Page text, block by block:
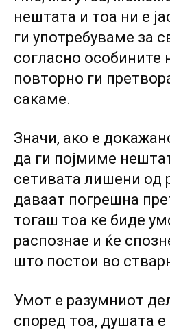
нештата и тоа ни е
ги употребуваме за
согласно особините
повторно ги
сакаме.
Значи, ако е
да ги појмиме
сетивата лишени од
даваат погрешна
тогаш тоа ке биде
распознае и ќе
што постои во
Умот е разумниот
според тоа, душата е